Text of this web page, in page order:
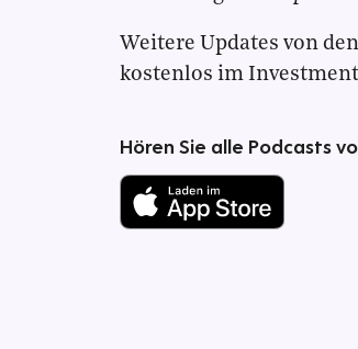
Weitere Updates von
kostenlos im
Hören Sie alle Podcasts